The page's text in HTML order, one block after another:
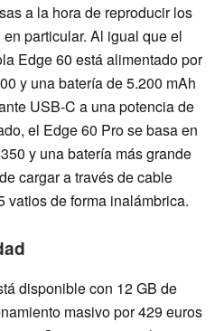
a la hora de reproducir los
particular. Al igual que el
Edge 60 está alimentado por
y una batería de 5.200 mAh
USB-C a una potencia de
el Edge 60 Pro se basa en
y una batería más grande
cargar a través de cable
vatios de forma inalámbrica.
disponible con 12 GB de
masivo por 429 euros